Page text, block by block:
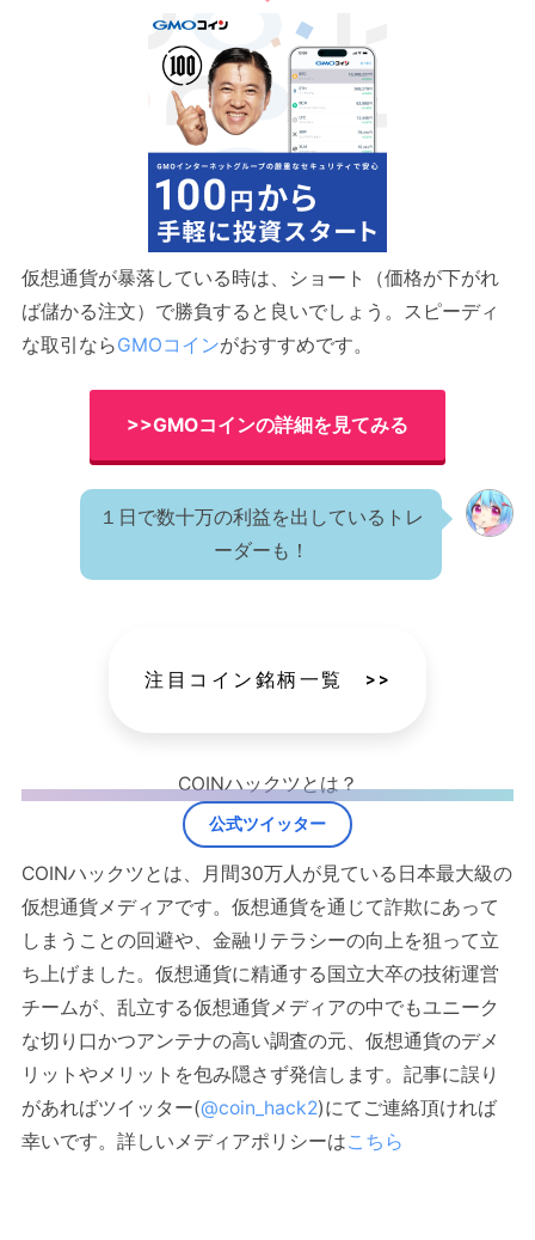
仮想通貨が暴落している時は、ショート（価格が下がれ
ば儲かる注文）で勝負すると良いでしょう。スピーディ
な取引ならGMOコインがおすすめです。
>>GMOコインの詳細を見てみる
１日で数十万の利益を出しているトレ
ーダーも！
注目コイン銘柄一覧 >>
COINハックツとは？
公式ツイッター
COINハックツとは、月間30万人が見ている日本最大級の
仮想通貨メディアです。仮想通貨を通じて詐欺にあって
しまうことの回避や、金融リテラシーの向上を狙って立
ち上げました。仮想通貨に精通する国立大卒の技術運営
チームが、乱立する仮想通貨メディアの中でもユニーク
な切り口かつアンテナの高い調査の元、仮想通貨のデメ
リットやメリットを包み隠さず発信します。記事に誤り
があればツイッター(@coin_hack2)にてご連絡頂ければ
幸いです。詳しいメディアポリシーはこちら